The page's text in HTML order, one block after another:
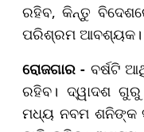
ରହିବ, କିନ୍ତୁ
ପରିଶ୍ରମ ଆବଶ୍ୟକ।
ରୋଜଗାର - ବର୍ଷଟି
ରହିବ। ଦ୍ୱାଦଶ ଗୁରୁ
ମଧ୍ୟ ନବମ ଶନିଙ୍କ